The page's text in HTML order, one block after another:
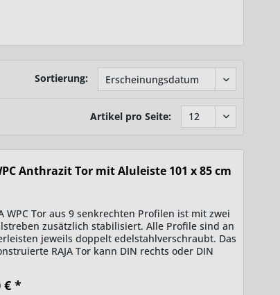
Sortierung:
Artikel pro Seite:
Anthrazit Tor mit Aluleiste 101 x 85 cm
WPC Tor aus 9 senkrechten Profilen ist mit zwei
zusätzlich stabilisiert. Alle Profile sind an
jeweils doppelt edelstahlverschraubt. Das
RAJA Tor kann DIN rechts oder DIN
€ *